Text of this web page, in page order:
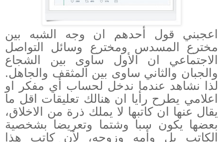
اعجبني قول أحدهم ان وجه الشبه بين
مخترع المسدس ومخترع وسائل التواصل
الاجتماعي ان الأول ساوى بين الشجاع
والجبان والثاني ساوى بين المثقف والجاهل.
لذا نشاهد عندما ندخل لحساب أي مفكر او
اعلامي يطرح رأيا ان هنالك تعليقات اقل ما
يقال عنها ان كاتبها لا يملك ذرة من الاخلاق،
بعضها يكون سبا وشتما وتعريضا بشخصية
الكاتب بل وأمه وزوجه، لأن كاتب هذا